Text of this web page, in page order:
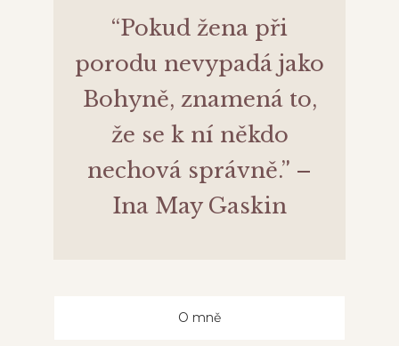
“Pokud žena při
porodu nevypadá jako
Bohyně, znamená to,
že se k ní někdo
nechová správně.” –
Ina May Gaskin
O mně